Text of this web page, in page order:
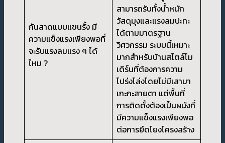
กันสาดแบบแขนรั้ง มี
ความแข็งแรงเพียงพอที่
จะรับแรงลมแรง ๆ ได้
ไหม ?
สามารถรับทั้งน้ำหนัก
วัสดุมุงและแรงลมปะทะ
ได้ตามมาตรฐาน
วิศวกรรม ระบบนี้เหมาะ
มากสำหรับบ้านสไตล์โม
เดิร์นที่ต้องการความ
โปร่งโล่งโดยไม่มีเสามา
เกะกะสายตา แต่พื้นที่
การติดตั้งต้องเป็นผนังที่
มีความแข็งแรงเพียงพอ
ต่อการยึดโยงโครงสร้าง